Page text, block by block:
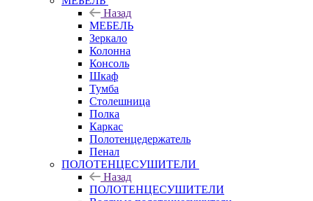
Назад
МЕБЕЛЬ
Зеркало
Колонна
Консоль
Шкаф
Тумба
Столешница
Полка
Каркас
Полотенцедержатель
Пенал
ПОЛОТЕНЦЕСУШИТЕЛИ
Назад
ПОЛОТЕНЦЕСУШИТЕЛИ